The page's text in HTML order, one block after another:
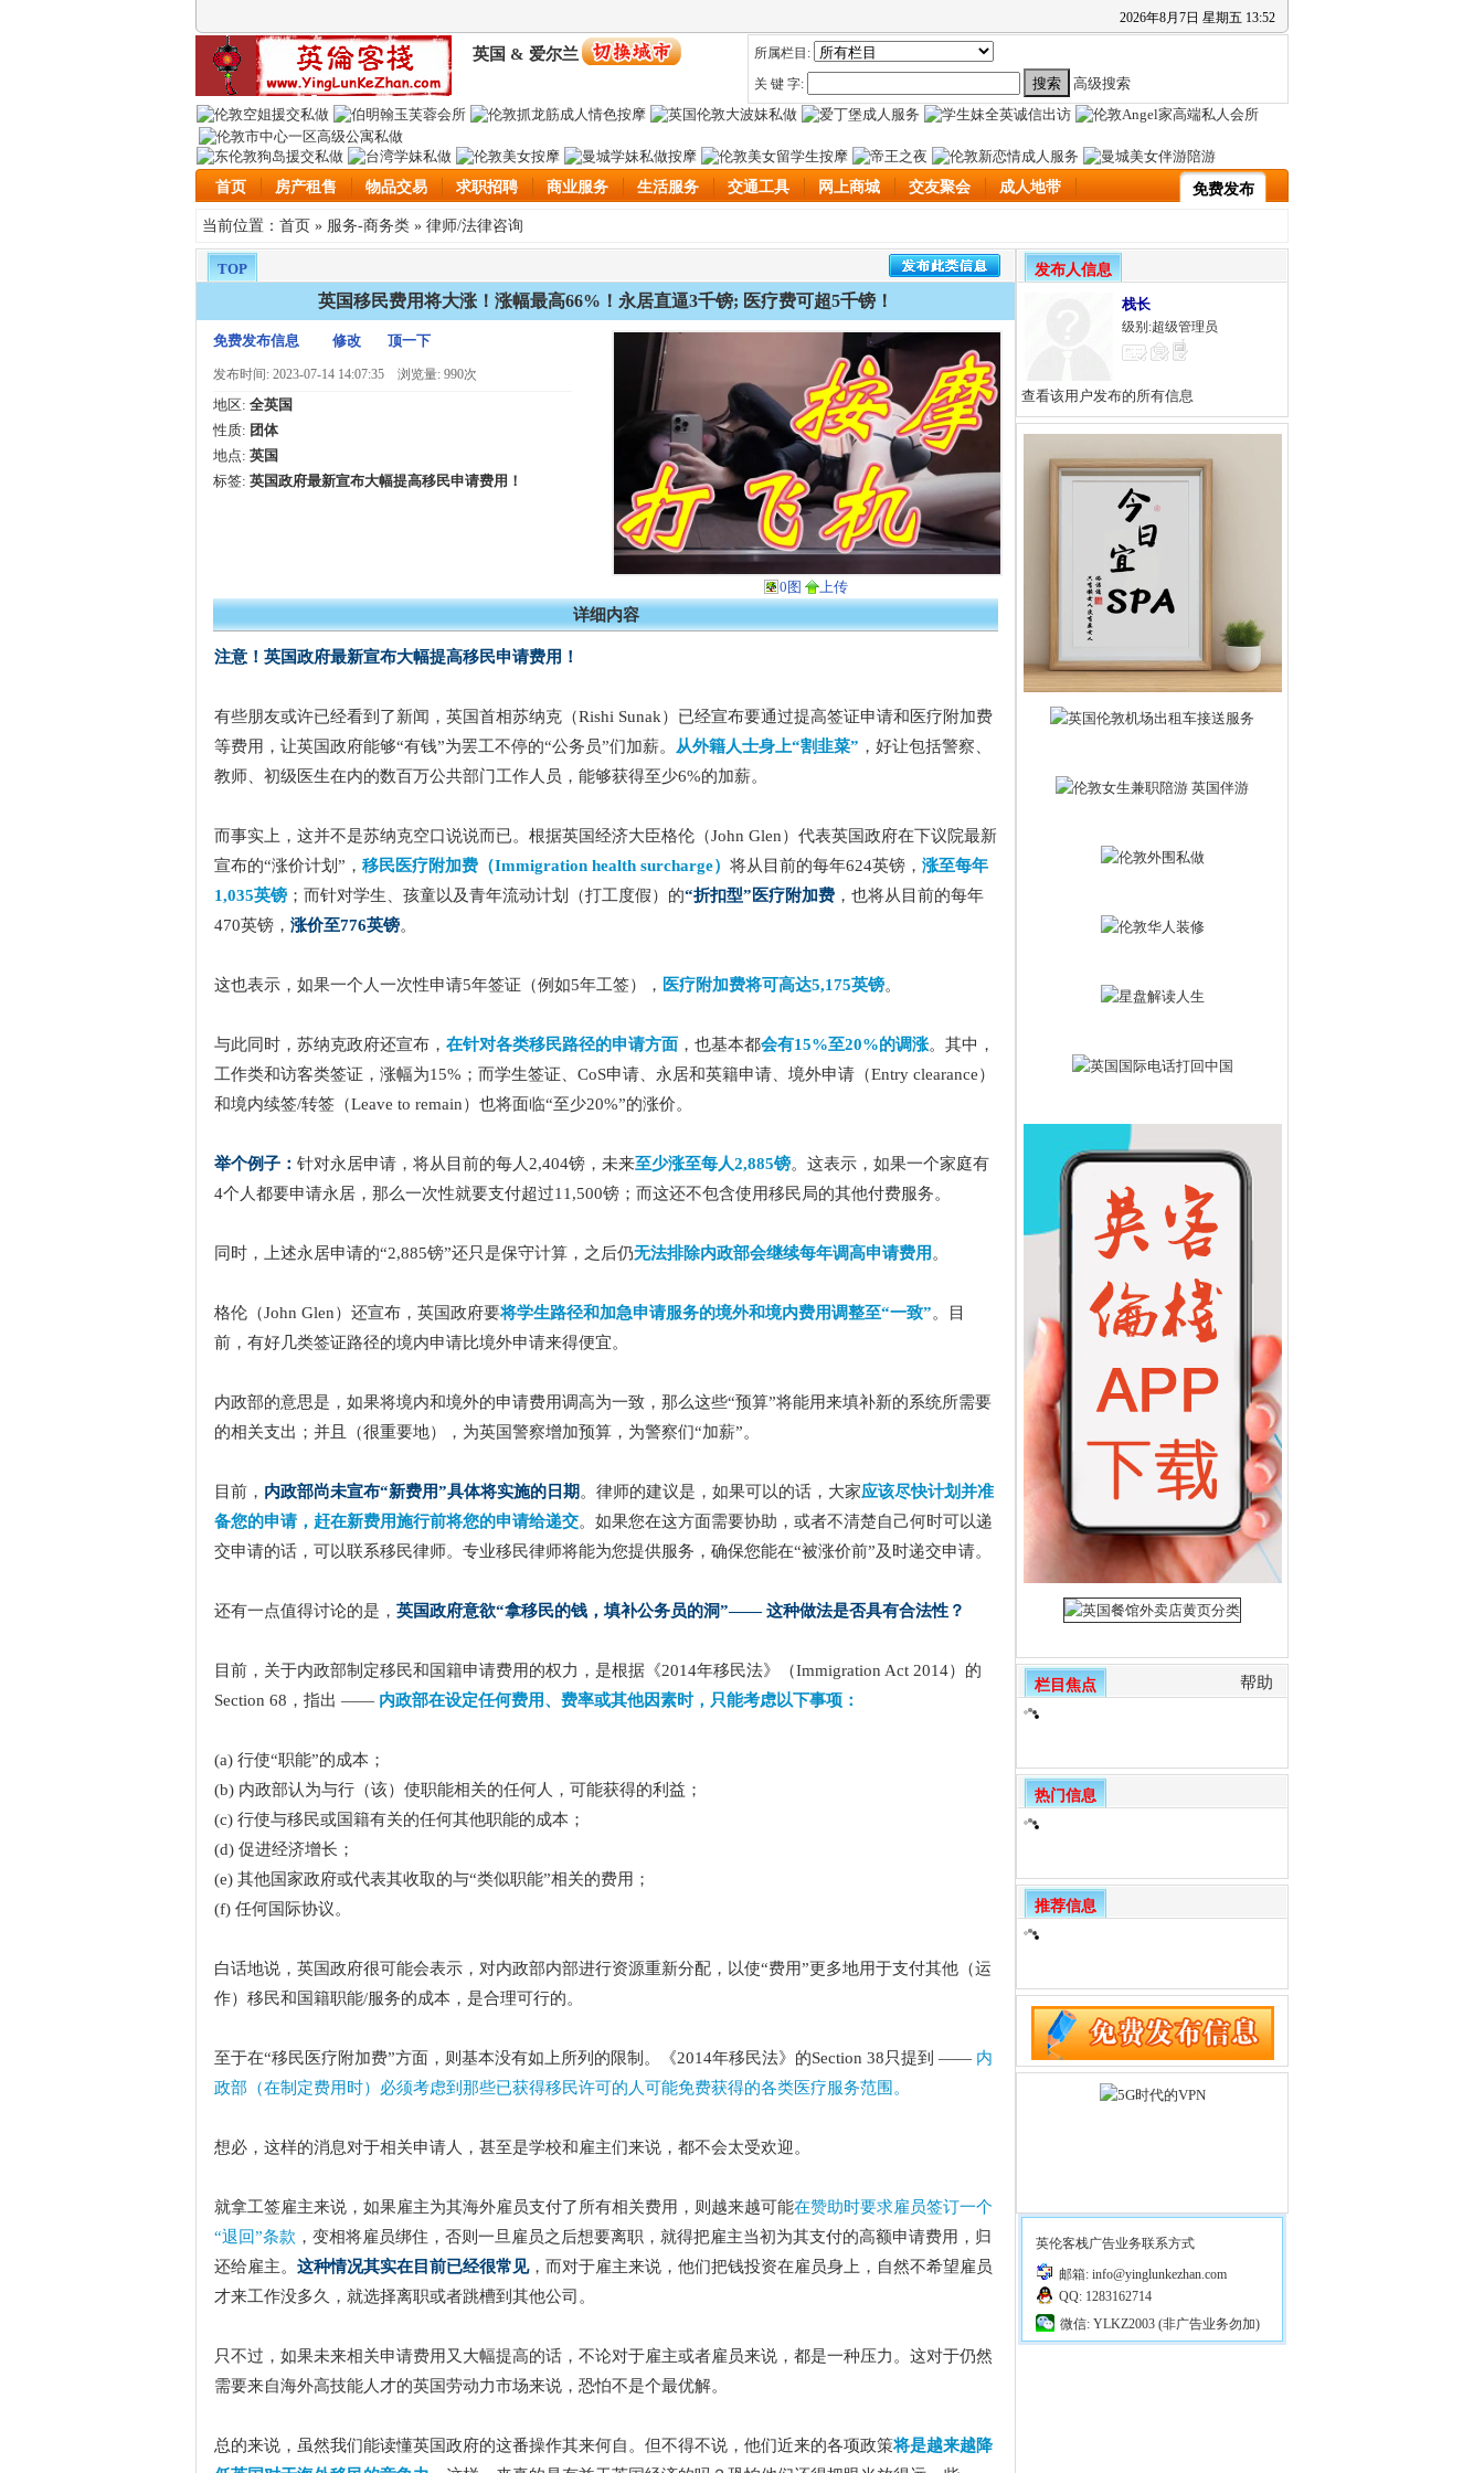
2026年8月 7日 星期五 13:52
英国 & 爱尔兰
所属栏目:
关 键 字:
高级搜索
首页 房产租售 物品交易 求职招聘 商业服务 生活服务 交通工具 网上商城 交友聚会 成人地带 免费发布
当前位置： 首页 » 服务-商务类 » 律师/法律咨询
TOP
英国移民费用将大涨！涨幅最高66%！永居直逼3千镑; 医疗费可超5千镑！
免费发布信息 修改 顶一下
发布时间: 2023-07-14 14:07:35 浏览量: 990次
地区: 全英国
性质: 团体
地点: 英国
标签: 英国政府最新宣布大幅提高移民申请费用！
0图 上传
详细内容
注意！英国政府最新宣布大幅提高移民申请费用！
有些朋友或许已经看到了新闻，英国首相苏纳克（Rishi Sunak）已经宣布要通过提高签证申请和医疗附加费
等费用，让英国政府能够“有钱”为罢工不停的“公务员”们加薪。 从外籍人士身上“割韭菜” ，好让包括警察、
教师、初级医生在内的数百万公共部门工作人员，能够获得至少6%的加薪。
而事实上，这并不是苏纳克空口说说而已。根据英国经济大臣格伦（John Glen）代表英国政府在下议院最新
宣布的“涨价计划”， 移民医疗附加费（Immigration health surcharge） 将从目前的每年624英镑， 涨至每年
1,035英镑 ；而针对学生、孩童以及青年流动计划（打工度假）的“折扣型”医疗附加费 ，也将从目前的每年
470英镑， 涨价至776英镑。
这也表示，如果一个人一次性申请5年签证（例如5年工签）， 医疗附加费将可高达5,175英镑。
与此同时，苏纳克政府还宣布， 在针对各类移民路径的申请方面 ，也基本都会有15%至20%的调涨。其中，
工作类和访客类签证，涨幅为15%；而学生签证、CoS申请、永居和英籍申请、境外申请（Entry clearance）
和境内续签/转签（Leave to remain）也将面临“至少20%”的涨价。
举个例子： 针对永居申请，将从目前的每人2,404镑，未来至少涨至每人2,885镑。这表示，如果一个家庭有
4个人都要申请永居，那么一次性就要支付超过11,500镑；而这还不包含使用移民局的其他付费服务。
同时，上述永居申请的“2,885镑”还只是保守计算，之后仍无法排除内政部会继续每年调高申请费用 。
格伦（John Glen）还宣布，英国政府要将学生路径和加急申请服务的境外和境内费用调整至“一致”。目
前，有好几类签证路径的境内申请比境外申请来得便宜。
内政部的意思是，如果将境内和境外的申请费用调高为一致，那么这些“预算”将能用来填补新的系统所需要
的相关支出；并且（很重要地），为英国警察增加预算，为警察们“加薪”。
目前， 内政部尚未宣布“新费用”具体将实施的日期 。律师的建议是，如果可以的话，大家应该尽快计划并准
备您的申请，赶在新费用施行前将您的申请给递交。如果您在这方面需要协助，或者不清楚自己何时可以递
交申请的话，可以联系移民律师。专业移民律师将能为您提供服务，确保您能在“被涨价前”及时递交申请。
还有一点值得讨论的是， 英国政府意欲“拿移民的钱，填补公务员的洞”—— 这种做法是否具有合法性？
目前，关于内政部制定移民和国籍申请费用的权力，是根据《2014年移民法》（Immigration Act 2014）的
Section 68，指出 —— 内政部在设定任何费用、费率或其他因素时，只能考虑以下事项：
(a) 行使“职能”的成本；
(b) 内政部认为与行（该）使职能相关的任何人，可能获得的利益；
(c) 行使与移民或国籍有关的任何其他职能的成本；
(d) 促进经济增长；
(e) 其他国家政府或代表其收取的与“类似职能”相关的费用；
(f) 任何国际协议。
白话地说，英国政府很可能会表示，对内政部内部进行资源重新分配，以使“费用”更多地用于支付其他（运
作）移民和国籍职能/服务的成本，是合理可行的。
至于在“移民医疗附加费”方面，则基本没有如上所列的限制。《2014年移民法》的Section 38只提到 —— 内
政部（在制定费用时）必须考虑到那些已获得移民许可的人可能免费获得的各类医疗服务范围。
想必，这样的消息对于相关申请人，甚至是学校和雇主们来说，都不会太受欢迎。
就拿工签雇主来说，如果雇主为其海外雇员支付了所有相关费用，则越来越可能在赞助时要求雇员签订一个
“退回”条款 ，变相将雇员绑住，否则一旦雇员之后想要离职，就得把雇主当初为其支付的高额申请费用，归
还给雇主。 这种情况其实在目前已经很常见，而对于雇主来说，他们把钱投资在雇员身上，自然不希望雇员
才来工作没多久，就选择离职或者跳槽到其他公司。
只不过，如果未来相关申请费用又大幅提高的话，不论对于雇主或者雇员来说，都是一种压力。这对于仍然
需要来自海外高技能人才的英国劳动力市场来说，恐怕不是个最优解。
总的来说，虽然我们能读懂英国政府的这番操作其来何自。但不得不说，他们近来的各项政策将是越来越降
发布人信息
栈长
级别:超级管理员
查看该用户发布的所有信息
栏目焦点 帮助
热门信息
推荐信息
英伦客栈广告业务联系方式
邮箱: info@yinglunkezhan.com
QQ: 1283162714
微信: YLKZ2003 (非广告业务勿加)